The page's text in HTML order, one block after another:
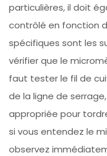
particulières, il doit
contrôlé en fonction
spécifiques sont les
vérifier que le
faut tester le fil de
de la ligne de
appropriée pour
si vous entendez le
observez